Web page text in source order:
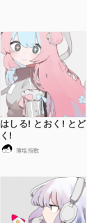
はしる! とおく! とど
く!
薄塩指数